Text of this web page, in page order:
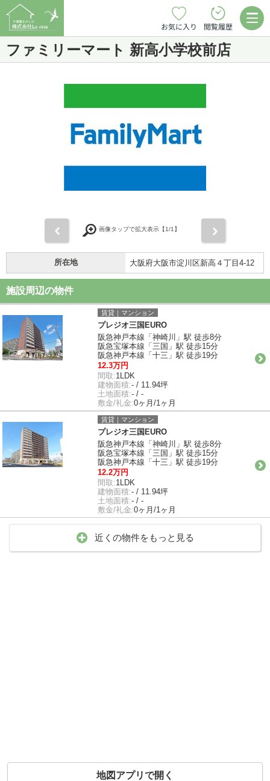
お気に入り 閲覧履歴
ファミリーマート 新高小学校前店
画像タップで拡大表示【1/1】
所在地 大阪府大阪市淀川区新高４丁目4-12
施設周辺の物件
賃貸｜マンション
プレジオ三国EURO
阪急神戸本線「神崎川」駅 徒歩8分
阪急宝塚本線「三国」駅 徒歩15分
阪急神戸本線「十三」駅 徒歩19分
12.3万円
間取:1LDK
建物面積:- / 11.94坪
土地面積:- / -
敷金/礼金:0ヶ月/1ヶ月
賃貸｜マンション
プレジオ三国EURO
阪急神戸本線「神崎川」駅 徒歩8分
阪急宝塚本線「三国」駅 徒歩15分
阪急神戸本線「十三」駅 徒歩19分
12.2万円
間取:1LDK
建物面積:- / 11.94坪
土地面積:- / -
敷金/礼金:0ヶ月/1ヶ月
近くの物件をもっと見る
地図アプリで開く